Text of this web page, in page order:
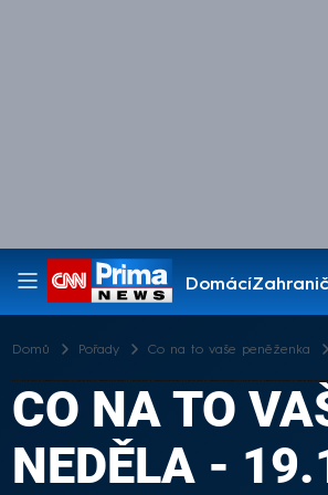
Domácí
Pořady
Domů Pořady Co na to vaše peněženka
CO NA TO
NEDĚLA -